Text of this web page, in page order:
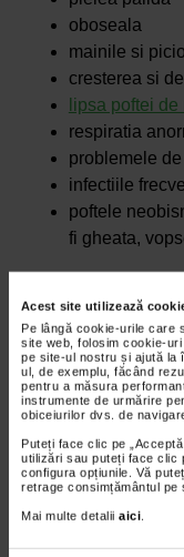
Acest site utilizează
Pe lângă cookie-urile care
site web, folosim cookie-
pe site-ul nostru și ajută la
ul, de exemplu, făcând
pentru a măsura
instrumente de urmărire
obiceiurilor dvs. de
Puteți face clic pe
utilizări sau puteți face clic
configura opțiunile. Vă
retrage consimțământul pe
Mai multe detalii aici.
oboseala
mainile si
cresterea si
lipsa poftei de
respiratia
problemele
infectiile
poftele
fi gheata,
Specialistii
unor teste de
verifica daca
Unii bebelusi pot
altii, in functie de
aceasta categorie
bebelusii care au